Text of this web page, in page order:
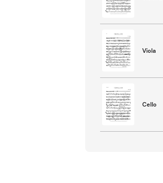
Viola
Cello